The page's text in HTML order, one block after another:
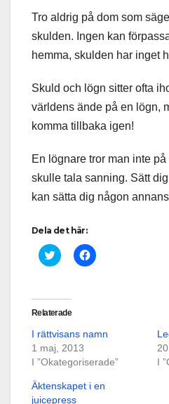
Tro aldrig på dom som
skulden. Ingen kan
hemma, skulden har inget
Skuld och lögn sitter ofta
världens ände på en lögn,
komma tillbaka igen!
En lögnare tror man inte
skulle tala sanning. Sätt
kan sätta dig någon
Dela det här:
K
l
a
f
ö
a
t
d
a
p
K
l
a
d
a
Relaterade
I rättvisans namn
1 maj, 2013
I ”Okategoriserade”
I
Äktenskapet i en
juicepress